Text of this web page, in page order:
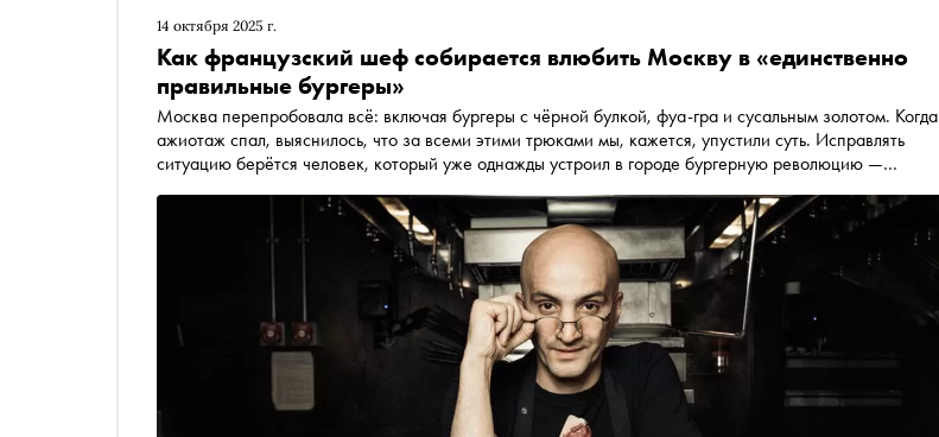
14 октября 2025 г.
Как французский шеф собирается влюбить Москву в «единственно
правильные бургеры»
Москва перепробовала всё: включая бургеры с чёрной булкой, фуа-гра и сусальным золотом. Когда
ажиотаж спал, выяснилось, что за всеми этими трюками мы, кажется, упустили суть. Исправлять
ситуацию берётся человек, который уже однажды устроил в городе бургерную революцию —